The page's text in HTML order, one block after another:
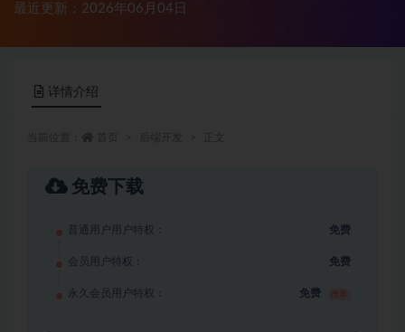
最近更新：2026年06月04日
详情介绍
免费下载
普通用户用户特权： 免费
会员用户特权： 免费
永久会员用户特权： 免费